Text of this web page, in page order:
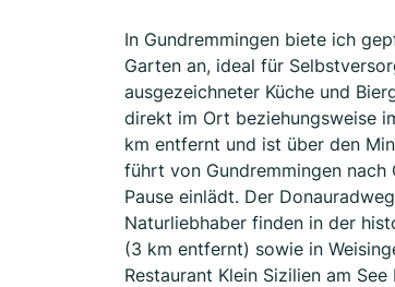
In Gundremmingen biete ich
Garten an, ideal für
ausgezeichneter Küche und
direkt im Ort beziehungsweise
km entfernt und ist über den
führt von Gundremmingen
Pause einlädt. Der
Naturliebhaber finden in der
(3 km entfernt) sowie in
Restaurant Klein Sizilien am